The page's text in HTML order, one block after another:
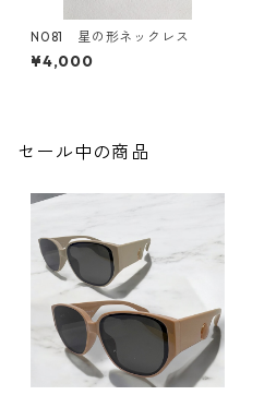
N081 星の形ネックレス
¥4,000
セール中の商品